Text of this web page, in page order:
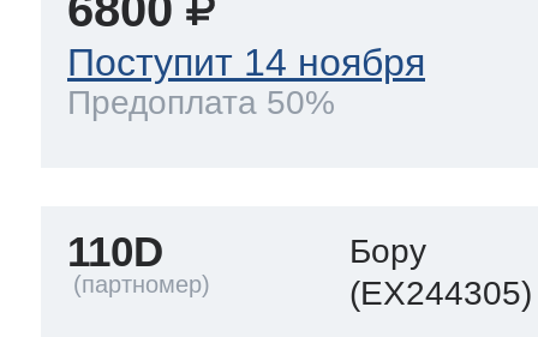
Поступит 14 ноября
Предоплата 50%
110D
Бору
(EX244305)